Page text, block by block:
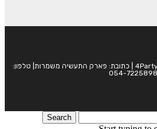
© כל הזכויות שמורות ל- 4Party 2024 | כתובת: פארק התעשיה משמרות| טלפון:
054-7225898
Search